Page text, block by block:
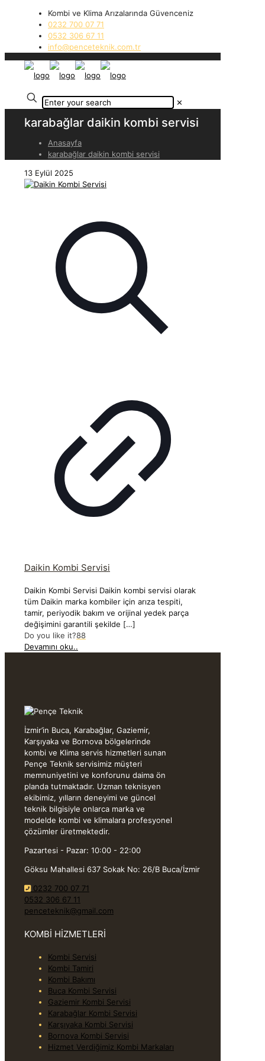
Kombi ve Klima Arızalarında Güvenceniz
0232 700 07 71
0532 306 67 11
info@penceteknik.com.tr
✕
karabağlar daikin kombi servisi
Anasayfa
karabağlar daikin kombi servisi
13 Eylül 2025
Daikin Kombi Servisi
Daikin Kombi Servisi Daikin kombi servisi olarak
tüm Daikin marka kombiler için arıza tespiti,
tamir, periyodik bakım ve orijinal yedek parça
değişimini garantili şekilde […]
Do you like it?88
Devamını oku..
İzmir’in Buca, Karabağlar, Gaziemir,
Karşıyaka ve Bornova bölgelerinde
kombi ve Klima servis hizmetleri sunan
Pençe Teknik servisimiz müşteri
memnuniyetini ve konforunu daima ön
planda tutmaktadır. Uzman teknisyen
ekibimiz, yılların deneyimi ve güncel
teknik bilgisiyle onlarca marka ve
modelde kombi ve klimalara profesyonel
çözümler üretmektedir.
Pazartesi - Pazar: 10:00 - 22:00
Göksu Mahallesi 637 Sokak No: 26/B Buca/İzmir
0232 700 07 71
0532 306 67 11
penceteknik@gmail.com
KOMBİ HİZMETLERİ
Kombi Servisi
Kombi Tamiri
Kombi Bakımı
Buca Kombi Servisi
Gaziemir Kombi Servisi
Karabağlar Kombi Servisi
Karşıyaka Kombi Servisi
Bornova Kombi Servisi
Hizmet Verdiğimiz Kombi Markaları